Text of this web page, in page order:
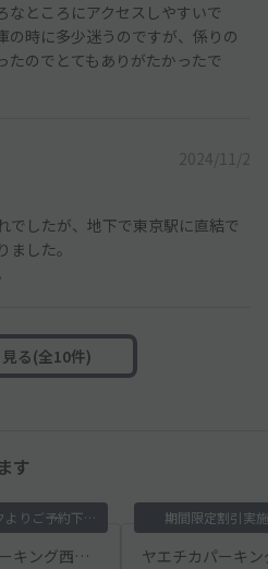
なところにアクセスしやすいで
の時に多少迷うのですが、係りの
たのでとてもありがたかったで
2024/11/2
でしたが、地下で東京駅に直結で
した。
る(全10件)
す
8/31までは注意事項にあるリンクよりご予約下さい
【東京駅隣接】ヤエチカパーキング西駐車場（サウスタワーＣリフト）
期間限定割引実